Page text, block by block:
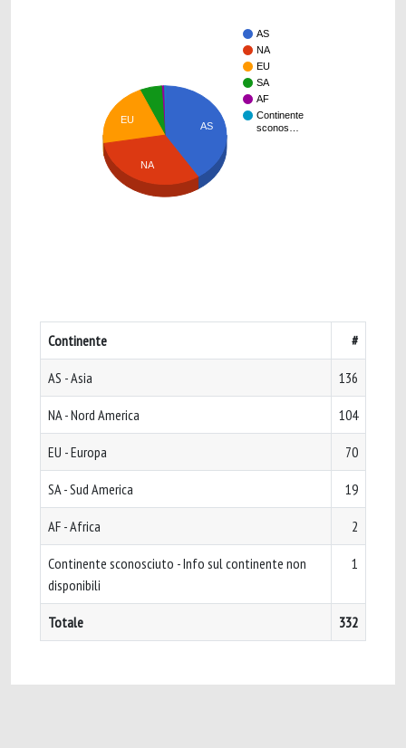
AS
NA
EU
SA
AF
Continente
sconos…
AS
EU
NA
Continente #
AS - Asia 136
NA - Nord America 104
EU - Europa 70
SA - Sud America 19
AF - Africa 2
Continente sconosciuto - Info sul continente non
disponibili
1
Totale 332